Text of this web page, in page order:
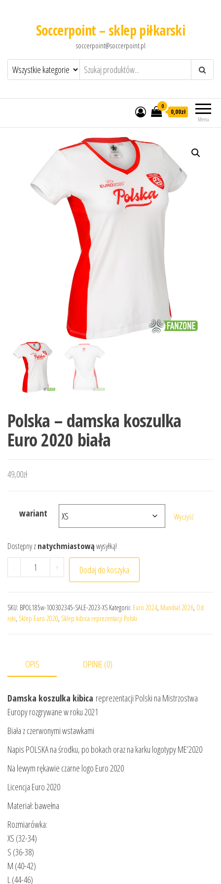
Soccerpoint – sklep piłkarski
soccerpoint@soccerpoint.pl
Menu
0
0,00zł
Polska – damska koszulka
Euro 2020 biała
49,00zł
wariant Wyczyść
Dostępny znatychmiastowąwysyłką!
- ilość Polska - damska koszulka Euro 2020 biała
+ Dodaj do koszyka
SKU: BPOL185w-100302345-SALE-2023-XS Kategorii: Euro 2024, Mundial 2026, Od
ręki, Sklep Euro 2020, Sklep kibica reprezentacji Polski
OPIS OPINIE (0)
Damska koszulka kibica reprezentacji Polski na Mistrzostwa
Europy rozgrywane w roku 2021
Biała z czerwonymi wstawkami
Napis POLSKA na środku, po bokach oraz na karku logotypy ME’2020
Na lewym rękawie czarne logo Euro 2020
Licencja Euro 2020
Materiał: bawełna
Rozmiarówka:
XS (32-34)
S (36-38)
M (40-42)
L (44-46)